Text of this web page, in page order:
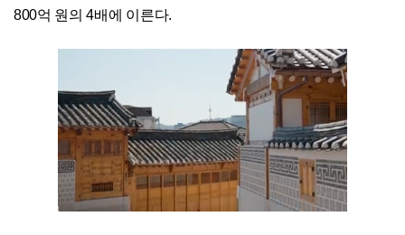
800억 원의 4배에 이른다.